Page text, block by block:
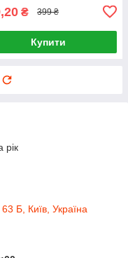
₴ 399 ₴
Купити
рік
Б, Київ, Україна